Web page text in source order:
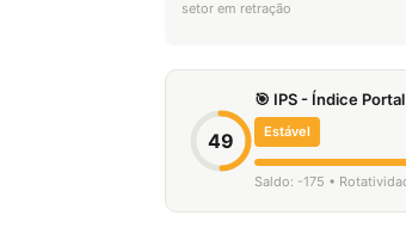
setor em retração
49
🎯 IPS - Índice
Estável
Saldo: -175 •